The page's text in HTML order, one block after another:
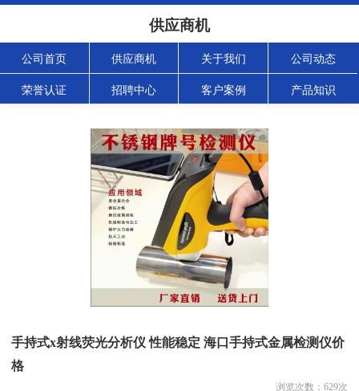
供应商机
公司首页 供应商机 关于我们 公司动态
荣誉认证 招聘中心 客户案例 产品知识
手持式x射线荧光分析仪 性能稳定 海口手持式金属检测仪价
格
浏览次数： 629次